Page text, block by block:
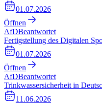
01.07.2026
Öffnen
AfDBeantwortet
Fertigstellung des Digitalen
01.07.2026
Öffnen
AfDBeantwortet
Trinkwassersicherheit in
11.06.2026